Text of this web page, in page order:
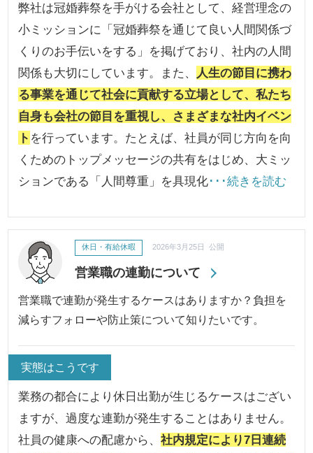
弊社は冠婚葬祭を手がける会社として、経営理念の
小ミッションに「冠婚葬祭を通じて良い人間関係づ
くりのお手伝いをする」を掲げており、社内の人間
関係も大切にしています。また、 人生の節目に携わ
る事業を通じて社会に貢献する立場として、私たち
自身も会社の節目を重視し、さまざまな社内イベン
ト を行っています。たとえば、社員が同じ方向を向
くためのトップメッセージの共有をはじめ、大ミッ
ションである「人間尊重」を具現化･･･続きを読む
営業職の連勤について
休日・有給休暇 2026年3月25日 公開
営業職で連勤が発生するケースはありますか？負担を
減らすフォローや防止策について知りたいです。
実態はこうです
業務の都合により休日出勤が生じるケースはござい
ますが、過度な連勤が発生することはありません。
社員の健康への配慮から、社内規定により7日連続